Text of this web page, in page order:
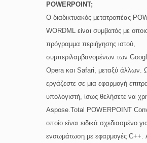
POWERPOINT;
Ο διαδικτυακός μετατροπέας
WORDML είναι συμβατός με
πρόγραμμα περιήγησης ιστού,
συμπεριλαμβανομένων των
Opera και Safari, μεταξύ άλλων.
εργάζεστε σε μια εφαρμογή
υπολογιστή, ίσως θελήσετε να
Aspose.Total POWERPOINT
οποίο είναι ειδικά σχεδιασμένο
ενσωμάτωση με εφαρμογές C++.